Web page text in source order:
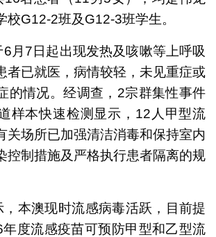
校G12-2班及G12-3班学生。
6月7日起出现发热及咳嗽等上呼吸
者已就医，病情较轻，未见重症或
的情况。经调查，2宗群集性事件
样本快速检测显示，12人甲型流
关场所已加强清洁消毒和保持室内
控制措施及严格执行患者隔离的规
，本澳现时流感病毒活跃，目前提
度流感疫苗可预防甲型和乙型流